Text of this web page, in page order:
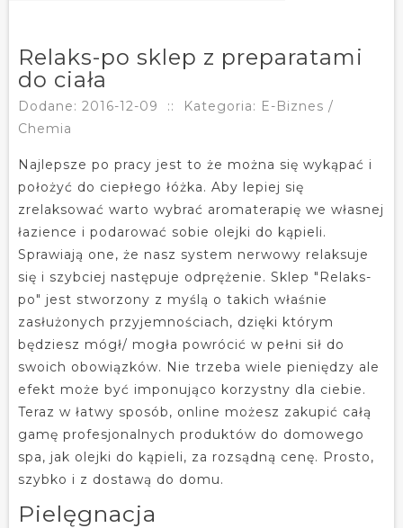
Relaks-po sklep z preparatami
do ciała
Dodane: 2016-12-09 ::
Kategoria: E-Biznes /
Chemia
Najlepsze po pracy jest to że można się wykąpać i
położyć do ciepłego łóżka. Aby lepiej się
zrelaksować warto wybrać aromaterapię we własnej
łazience i podarować sobie olejki do kąpieli.
Sprawiają one, że nasz system nerwowy relaksuje
się i szybciej następuje odprężenie. Sklep "Relaks-
po" jest stworzony z myślą o takich właśnie
zasłużonych przyjemnościach, dzięki którym
będziesz mógł/ mogła powrócić w pełni sił do
swoich obowiązków. Nie trzeba wiele pieniędzy ale
efekt może być imponująco korzystny dla ciebie.
Teraz w łatwy sposób, online możesz zakupić całą
gamę profesjonalnych produktów do domowego
spa, jak olejki do kąpieli, za rozsądną cenę. Prosto,
szybko i z dostawą do domu.
Pielęgnacja